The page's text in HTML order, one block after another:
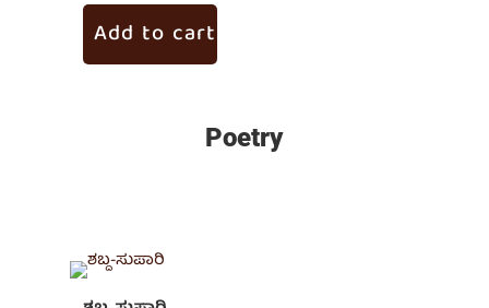
Add to cart
Poetry